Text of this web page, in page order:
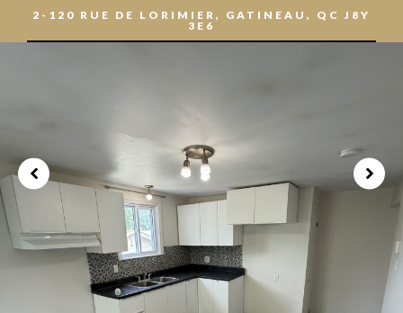
2-120 RUE DE LORIMIER, GATINEAU, QC J8Y
3E6